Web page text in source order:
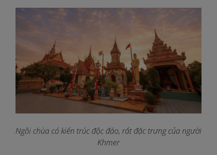
Ngôi chùa có kiến trúc độc đáo, rất đặc trưng của người
Khmer